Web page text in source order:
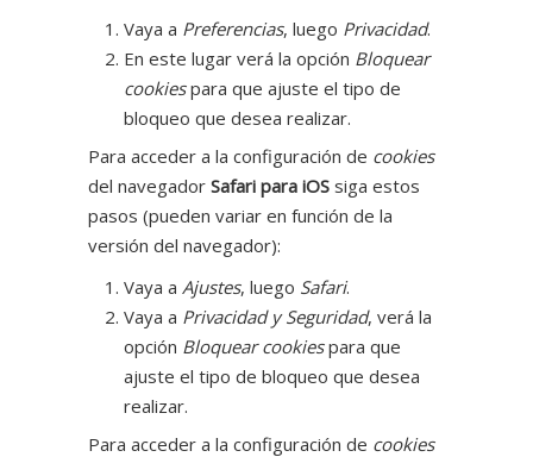
Vaya a Preferencias, luego Privacidad.
En este lugar verá la opción Bloquear
cookiespara que ajuste el tipo de
bloqueo que desea realizar.
Para acceder a la configuración de cookies
del navegador Safari para iOS siga estos
pasos (pueden variar en función de la
versión del navegador):
Vaya a Ajustes, luego Safari.
Vaya a Privacidad y Seguridad, verá la
opción Bloquear cookiespara que
ajuste el tipo de bloqueo que desea
realizar.
Para acceder a la configuración de cookies